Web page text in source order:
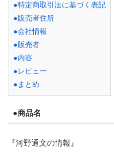
●特定商取引法に基づく表記
●販売者住所
●会社情報
●販売者
●内容
●レビュー
●まとめ
●商品名
『河野通文の情報』